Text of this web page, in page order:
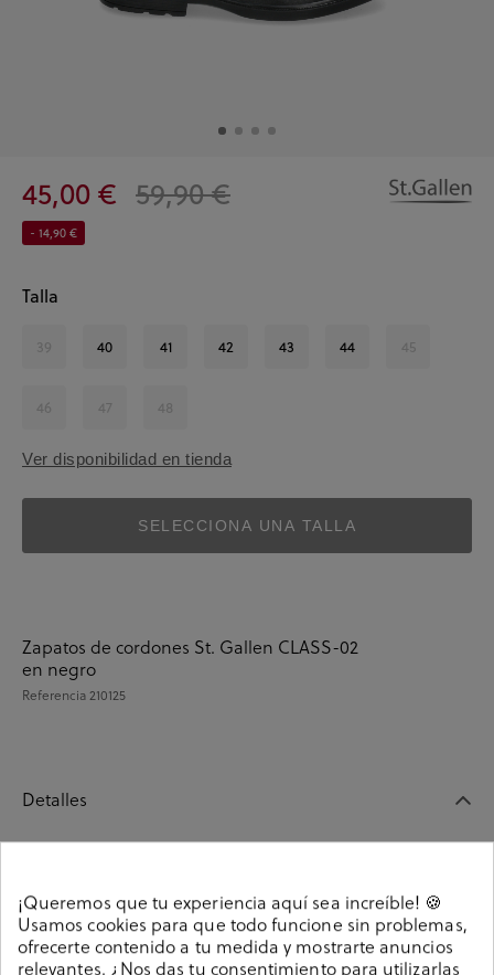
45,00 € 59,90 €
- 14,90 €
Talla
39 40 41 42 43 44 45
46 47 48
Ver disponibilidad en tienda
SELECCIONA UNA TALLA
Zapatos de cordones St. Gallen CLASS-02
en negro
Referencia210125
Detalles
cierre, slip on. La plantilla es extraible. Hecho en India
Referencia210125
¡Queremos que tu experiencia aquí sea increíble! 🍪
Usamos cookies para que todo funcione sin problemas,
ofrecerte contenido a tu medida y mostrarte anuncios
relevantes. ¿Nos das tu consentimiento para utilizarlas